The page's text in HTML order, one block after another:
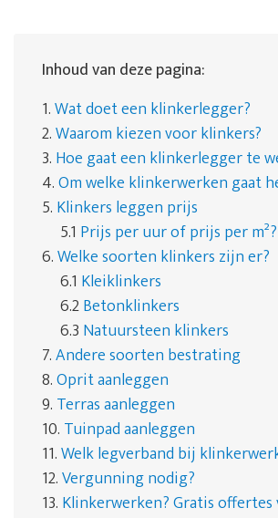
Inhoud van deze pagina:
1.Wat doet een klinkerlegger?
2.Waarom kiezen voor klinkers?
3. Hoe gaat een klinkerlegger te
4.Om welke klinkerwerken gaat
5. Klinkers leggen prijs
5.1 Prijs per uur of prijs per m²?
6.Welke soorten klinkers zijn er?
6.1 Kleiklinkers
6.2Betonklinkers
6.3 Natuursteen klinkers
7.Andere soorten bestrating
8.Oprit aanleggen
9. Terras aanleggen
10. Tuinpad aanleggen
11.Welk legverband bij
12.Vergunning nodig?
13. Klinkerwerken? Gratis